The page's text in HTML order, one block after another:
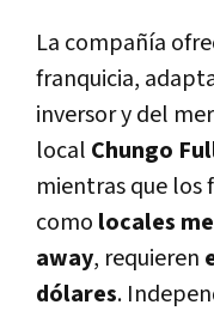
La compañía
franquicia,
inversor y del
local Chungo
mientras que los
como locales
away, requieren
dólares.